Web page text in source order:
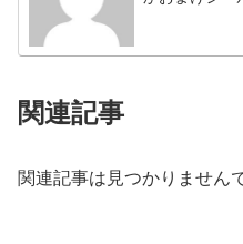
関連記事
関連記事は見つかりません